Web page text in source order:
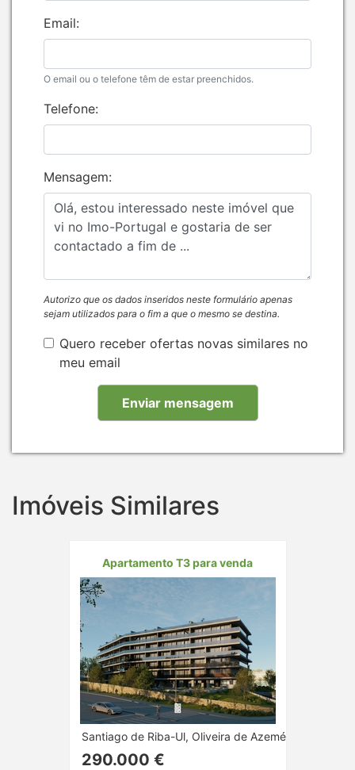
Email:
O email ou o telefone têm de estar preenchidos.
Telefone:
Mensagem:
Autorizo que os dados inseridos neste formulário apenas
sejam utilizados para o fim a que o mesmo se destina.
Quero receber ofertas novas similares no
meu email
Imóveis Similares
Apartamento T3 para venda
Santiago de Riba-Ul, Oliveira de Azeméis, Aveiro
290.000 €